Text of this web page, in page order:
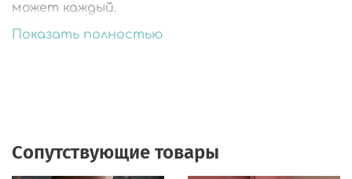
может каждый.
🎨Подарочная упаковка.
Показать полностью
Сопутствующие товары